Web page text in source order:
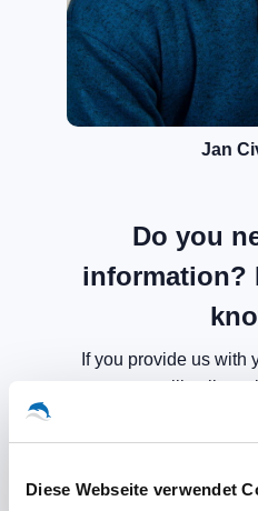
Diese Webseite verwendet
Jan
Do you
information?
If you provide us with
will call you